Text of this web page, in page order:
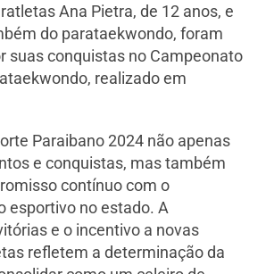
Ana Pietra, de 12 anos, e
do parataekwondo, foram
suas conquistas no Campeonato
realizado em
Paraibano 2024 não apenas
e conquistas, mas também
contínuo com o
esportivo no estado. A
e o incentivo a novas
refletem a determinação da